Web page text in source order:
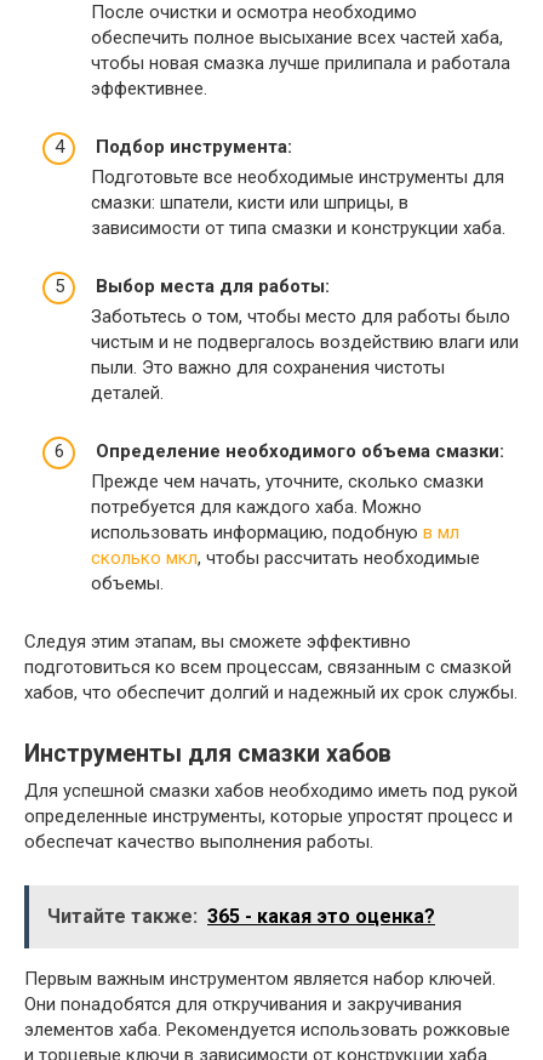
После очистки и осмотра необходимо
обеспечить полное высыхание всех частей хаба,
чтобы новая смазка лучше прилипала и работала
эффективнее.
Подбор инструмента:
Подготовьте все необходимые инструменты для
смазки: шпатели, кисти или шприцы, в
зависимости от типа смазки и конструкции хаба.
Выбор места для работы:
Заботьтесь о том, чтобы место для работы было
чистым и не подвергалось воздействию влаги или
пыли. Это важно для сохранения чистоты
деталей.
Определение необходимого объема смазки:
Прежде чем начать, уточните, сколько смазки
потребуется для каждого хаба. Можно
использовать информацию, подобную в мл
сколько мкл, чтобы рассчитать необходимые
объемы.
Следуя этим этапам, вы сможете эффективно
подготовиться ко всем процессам, связанным с смазкой
хабов, что обеспечит долгий и надежный их срок службы.
Инструменты для смазки хабов
Для успешной смазки хабов необходимо иметь под рукой
определенные инструменты, которые упростят процесс и
обеспечат качество выполнения работы.
Читайте также: 365 - какая это оценка?
Первым важным инструментом является набор ключей.
Они понадобятся для откручивания и закручивания
элементов хаба. Рекомендуется использовать рожковые
и торцевые ключи в зависимости от конструкции хаба.